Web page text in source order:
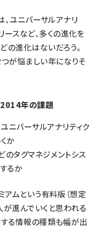
ユニバーサルアナリ
ースなど、多くの進化を
の進化はないだろう。
が悩ましい年になりそ
2014年の課題
ニバーサルアナリティク
か
タグマネジメントシス
るか
アムという有料版（想定
進んでいくと思われる
る情報の種類も幅が出